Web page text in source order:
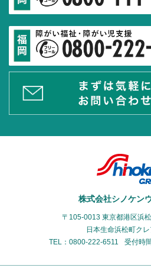
株式会社シノケン
〒105-0013 東京都港区浜
日本生命浜松町ク
TEL：0800-222-6511
受付時